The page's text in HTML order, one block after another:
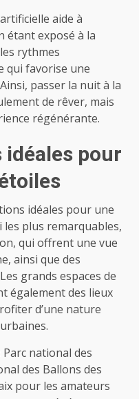
aide à
étant exposé à la
rythmes
qui favorise une
passer la nuit à la
de rêver, mais
régénérante.
pour
idéales pour une
plus remarquables,
qui offrent une vue
ainsi que des
grands espaces de
également des lieux
d’une nature
national des
des Ballons des
pour les amateurs